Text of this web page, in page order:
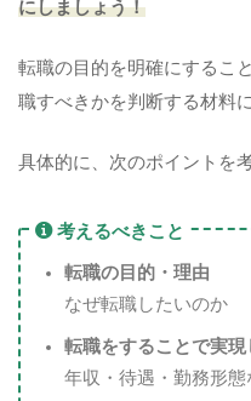
にしましょう！
転職の目的を明確にするこ
職すべきかを判断する材料
具体的に、次のポイントを
考えるべきこと
転職の目的・理由
なぜ転職したいのか
転職をすることで実現
年収・待遇・勤務形態